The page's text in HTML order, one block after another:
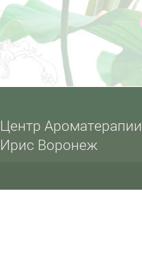
Центр Ароматерапии
Ирис Воронеж